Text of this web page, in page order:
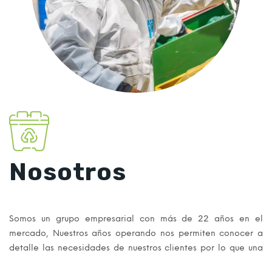
Nosotros
Somos un grupo empresarial con más de 22 años en el
mercado, Nuestros años operando nos permiten conocer a
detalle las necesidades de nuestros clientes por lo que una